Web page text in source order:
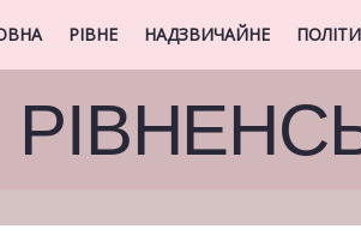
РІВНЕ НАДЗВИЧАЙНЕ